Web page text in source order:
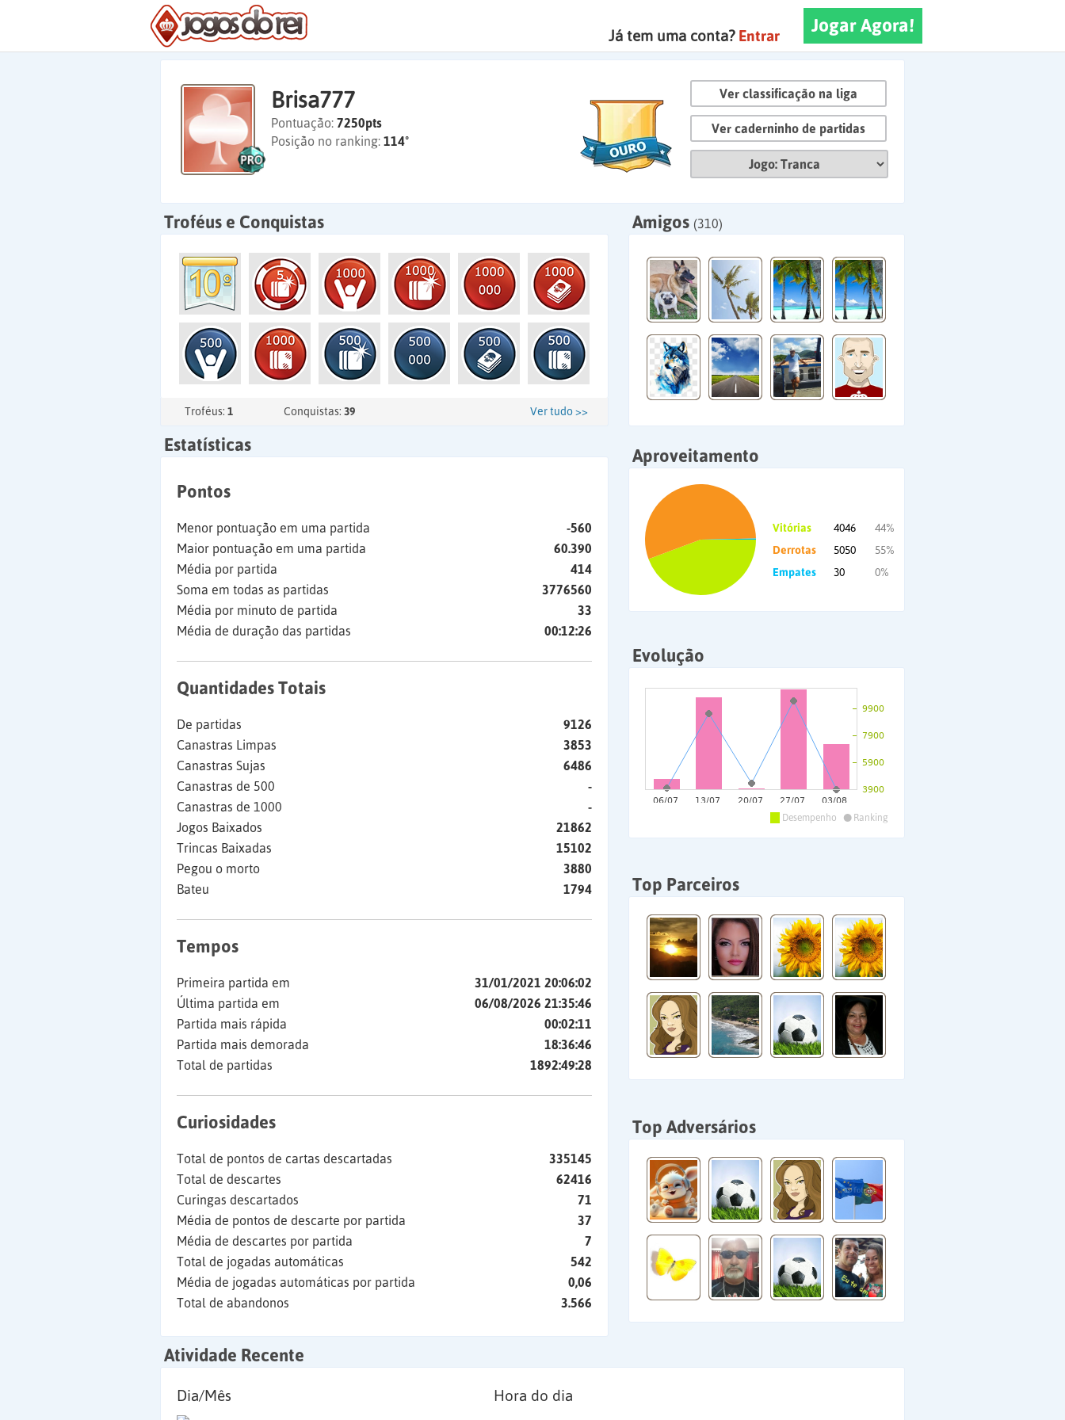
Jogar Agora!
Já tem uma conta? Entrar
Brisa777
Pontuação: 7250pts
Posição no ranking: 114º
Ver classificação na liga
Ver caderninho de partidas
Troféus e Conquistas
Troféus: 1 Conquistas: 39 Ver tudo >>
Amigos (310)
Estatísticas
Pontos
Menor pontuação em uma partida
-560
Maior pontuação em uma partida
60.390
Média por partida
414
Soma em todas as partidas
3776560
Média por minuto de partida
33
Média de duração das partidas
00:12:26
Quantidades Totais
De partidas
9126
Canastras Limpas
3853
Canastras Sujas
6486
Canastras de 500
-
Canastras de 1000
-
Jogos Baixados
21862
Trincas Baixadas
15102
Pegou o morto
3880
Bateu
1794
Tempos
Primeira partida em
31/01/2021 20:06:02
Última partida em
06/08/2026 21:35:46
Partida mais rápida
00:02:11
Partida mais demorada
18:36:46
Total de partidas
1892:49:28
Curiosidades
Total de pontos de cartas descartadas
335145
Total de descartes
62416
Curingas descartados
71
Média de pontos de descarte por partida
37
Média de descartes por partida
7
Total de jogadas automáticas
542
Média de jogadas automáticas por partida
0,06
Total de abandonos
3.566
Aproveitamento
Vitórias 4046
44%
Derrotas
5050
55%
Empates
30 0%
Evolução
Desempenho •
Ranking
Top Parceiros
Top Adversários
Atividade Recente
Dia/Mês Hora do dia